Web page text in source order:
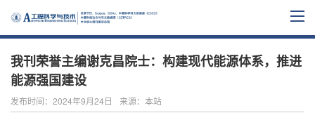
我刊荣誉主编谢克昌院士：构建现代能源体系，推进
能源强国建设
发布时间：2024年9月24日 来源：本站